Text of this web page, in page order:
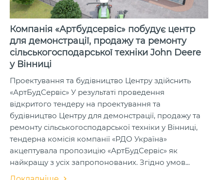
Компанія «Артбудсервіс» побудує центр
для демонстрації, продажу та ремонту
сільськогосподарської техніки John Deere
у Вінниці
Проектування та будівництво Центру здійснить
«АртБудСервіс» У результаті проведення
відкритого тендеру на проектування та
будівництво Центру для демонстрації, продажу та
ремонту сільськогосподарської техніки у Вінниці,
тендерна комісія компанії «РДО Україна»
акцептувала пропозицію «АртБудСервіс» як
найкращу з усіх запропонованих. Згідно умов...